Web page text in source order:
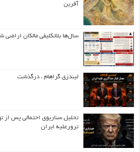
آفرین
سال‌ها بلاتکلیفی مالکان اراضی
لیندزی گراهام ، درگذشت
تحلیل سناریوی احتمالی پس از
ترورعلیه ایران